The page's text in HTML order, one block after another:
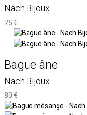
Nach Bijoux
75 €
Bague âne
Nach Bijoux
80 €